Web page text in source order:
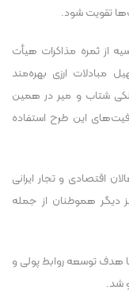
تقویت شود.
از ثمره مذاکرات هیأت
ارزی بهره‌مند
شتاب و میر در همین
این طرح استفاده
اقتصادی و تجار ایرانی
دیگر هموطنان از جمله
هدف توسعه روابط پولی و
شد.